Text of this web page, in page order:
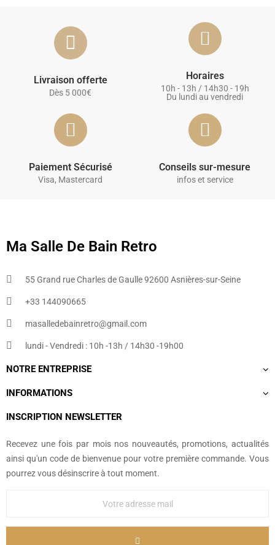
Livraison offerte
Dès 5 000€
Horaires
10h - 13h / 14h30 - 19h
Du lundi au vendredi
Paiement Sécurisé
Visa, Mastercard
Conseils sur-mesure
infos et service
Ma Salle De Bain Retro
55 Grand rue Charles de Gaulle 92600 Asnières-sur-Seine
+33 144090665​
masalledebainretro@gmail.com
lundi - Vendredi : 10h -13h / 14h30 -19h00
NOTRE ENTREPRISE
INFORMATIONS
INSCRIPTION NEWSLETTER
Recevez une fois par mois nos nouveautés, promotions, actualités
ainsi qu'un code de bienvenue pour votre première commande. Vous
pourrez vous désinscrire à tout moment.